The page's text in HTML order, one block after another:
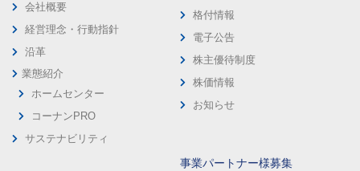
会社概要
経営理念・行動指針
沿革
業態紹介
ホームセンター
コーナンPRO
サステナビリティ
格付情報
電子公告
株主優待制度
株価情報
お知らせ
事業パートナー様募集